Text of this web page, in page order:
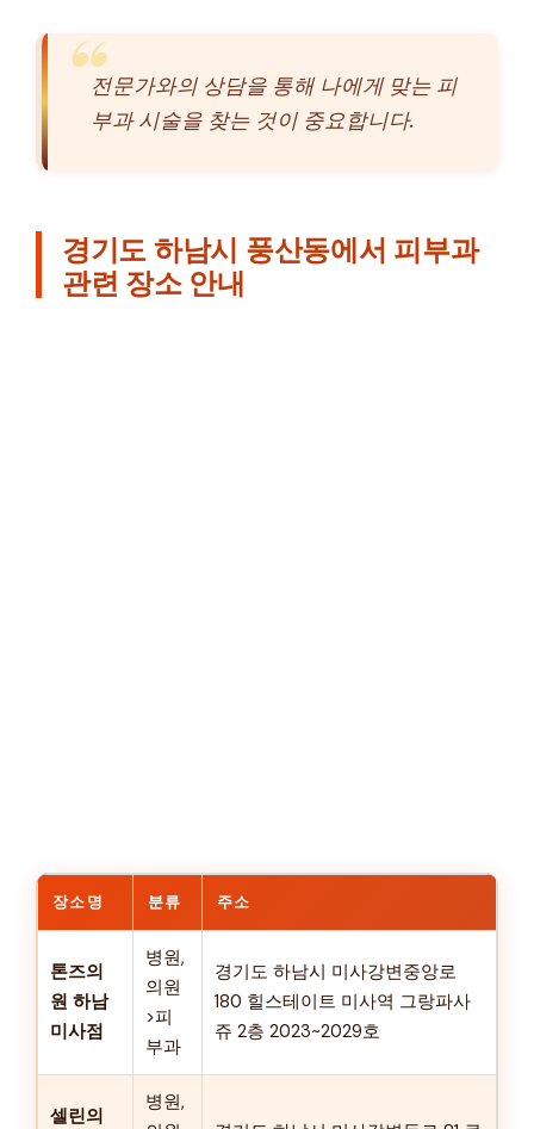
전문가와의 상담을 통해 나에게 맞는 피
부과 시술을 찾는 것이 중요합니다.
경기도 하남시 풍산동에서 피부과
관련 장소 안내
장소명 분류 주소
톤즈의
원 하남
미사점
병원,
의원
>피
부과
경기도 하남시 미사강변중앙로
180 힐스테이트 미사역 그랑파사
쥬 2층 2023~2029호
셀린의
병원,